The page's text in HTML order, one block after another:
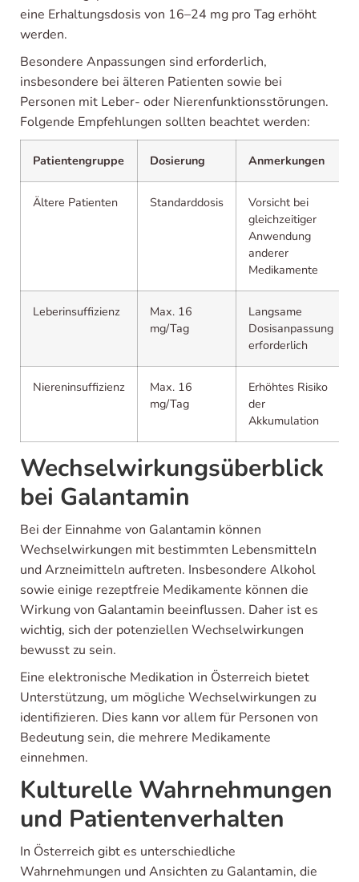
eine Erhaltungsdosis von 16–24 mg pro Tag erhöht
werden.
Besondere Anpassungen sind erforderlich,
insbesondere bei älteren Patienten sowie bei
Personen mit Leber- oder Nierenfunktionsstörungen.
Folgende Empfehlungen sollten beachtet werden:
Patientengruppe Dosierung Anmerkungen
Ältere Patienten Standarddosis
Vorsicht bei
gleichzeitiger
Anwendung
anderer
Medikamente
Leberinsuffizienz
Max. 16
mg/Tag
Langsame
Dosisanpassung
erforderlich
Niereninsuffizienz
Max. 16
mg/Tag
Erhöhtes Risiko
der
Akkumulation
Wechselwirkungsüberblick
bei Galantamin
Bei der Einnahme von Galantamin können
Wechselwirkungen mit bestimmten Lebensmitteln
und Arzneimitteln auftreten. Insbesondere Alkohol
sowie einige rezeptfreie Medikamente können die
Wirkung von Galantamin beeinflussen. Daher ist es
wichtig, sich der potenziellen Wechselwirkungen
bewusst zu sein.
Eine elektronische Medikation in Österreich bietet
Unterstützung, um mögliche Wechselwirkungen zu
identifizieren. Dies kann vor allem für Personen von
Bedeutung sein, die mehrere Medikamente
einnehmen.
Kulturelle Wahrnehmungen
und Patientenverhalten
In Österreich gibt es unterschiedliche
Wahrnehmungen und Ansichten zu Galantamin, die